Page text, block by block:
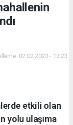
02.02.2023 - 13:23
etkili olan
yolu ulaşıma